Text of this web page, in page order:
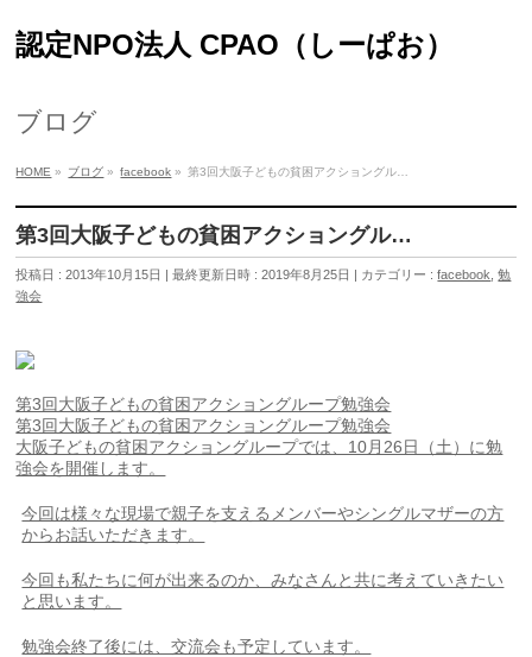
認定NPO法人 CPAO（しーぱお）
ブログ
HOME » ブログ » facebook » 第3回大阪子どもの貧困アクショングル…
第3回大阪子どもの貧困アクショングル…
投稿日 : 2013年10月15日 最終更新日時 : 2019年8月25日 カテゴリー :facebook ,勉
強会
第3回大阪子どもの貧困アクショングループ勉強会
第3回大阪子どもの貧困アクショングループ勉強会
大阪子どもの貧困アクショングループでは、10月26日（土）に勉
強会を開催します。
今回は様々な現場で親子を支えるメンバーやシングルマザーの方
からお話いただきます。
今回も私たちに何が出来るのか、みなさんと共に考えていきたい
と思います。
勉強会終了後には、交流会も予定しています。